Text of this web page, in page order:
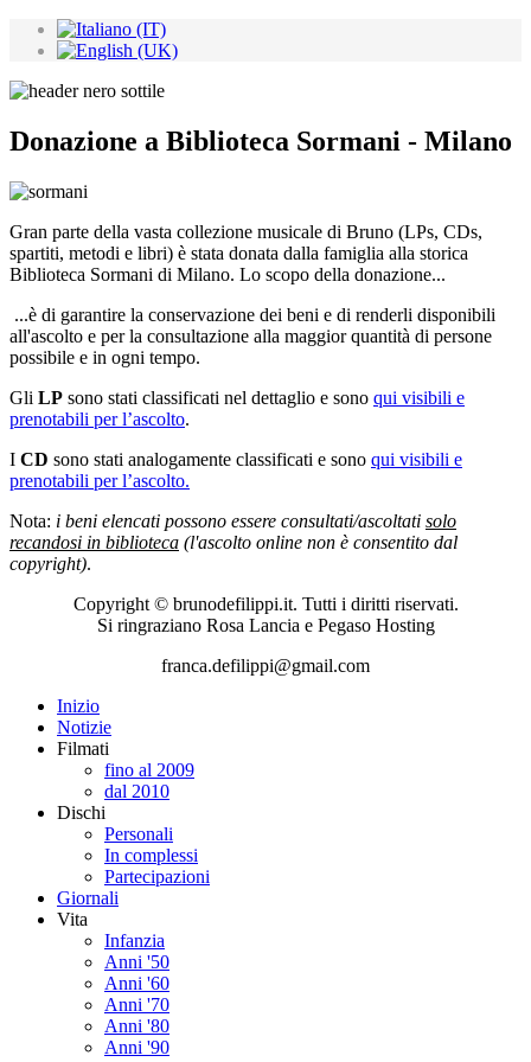
Donazione a Biblioteca Sormani - Milano
Gran parte della vasta collezione musicale di Bruno (LPs, CDs,
spartiti, metodi e libri) è stata donata dalla famiglia alla storica
Biblioteca Sormani di Milano. Lo scopo della donazione...
...è di garantire la conservazione dei beni e di renderli disponibili
all'ascolto e per la consultazione alla maggior quantità di persone
possibile e in ogni tempo.
Gli LP sono stati classificati nel dettaglio e sono qui visibili e
prenotabili per l’ascolto.
I CD sono stati analogamente classificati e sono qui visibili e
prenotabili per l’ascolto.
Nota: i beni elencati possono essere consultati/ascoltati solo
recandosi in biblioteca (l'ascolto online non è consentito dal
copyright).
Copyright © brunodefilippi.it. Tutti i diritti riservati.
Si ringraziano Rosa Lancia e Pegaso Hosting
franca.defilippi@gmail.com
Inizio
Notizie
Filmati
fino al 2009
dal 2010
Dischi
Personali
In complessi
Partecipazioni
Giornali
Vita
Infanzia
Anni '50
Anni '60
Anni '70
Anni '80
Anni '90